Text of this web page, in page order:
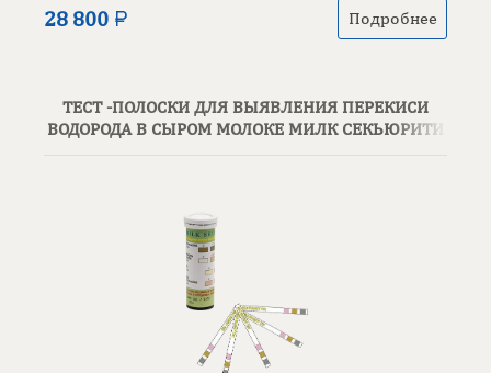
28 800 Подробнее
ТЕСТ -ПОЛОСКИ ДЛЯ ВЫЯВЛЕНИЯ ПЕРЕКИСИ
ВОДОРОДА В СЫРОМ МОЛОКЕ МИЛК СЕКЬЮРИТИ